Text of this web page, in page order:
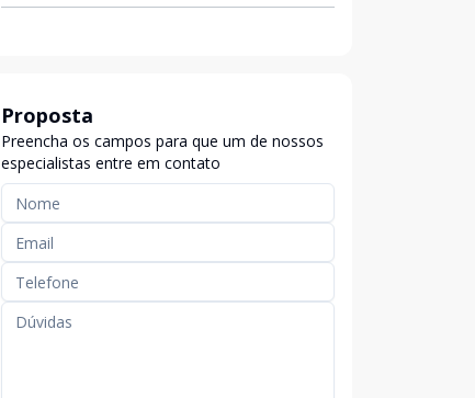
Proposta
Preencha os campos para que um de nossos
especialistas entre em contato